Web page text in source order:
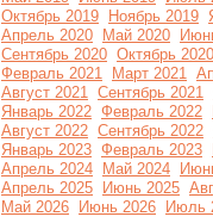
Октябрь 2019 Ноябрь 2019
Апрель 2020 Май 2020
Сентябрь 2020 Октябрь 2020
Февраль 2021 Март 2021
Август 2021 Сентябрь 2021
Январь 2022 Февраль 2022
Август 2022 Сентябрь 2022
Январь 2023 Февраль 2023
Апрель 2024 Май 2024
Апрель 2025 Июнь 2025
Май 2026 Июнь 2026 Июль